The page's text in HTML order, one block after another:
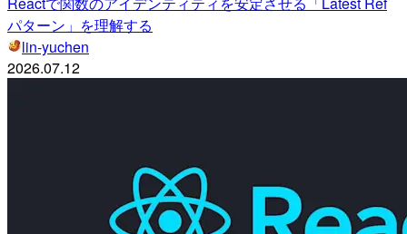
パターン」を理解する
lin-yuchen
2026.07.12